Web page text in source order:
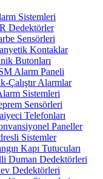
Sistemleri
Dedektörler
Sensörleri
Kontaklar
Butonları
Alarm Paneli
Çalıştır Alarmlar
Sistemleri
Sensörleri
Telefonları
Paneller
Sistemler
Kapı Tutucuları
Duman Dedektörleri
Dedektörleri